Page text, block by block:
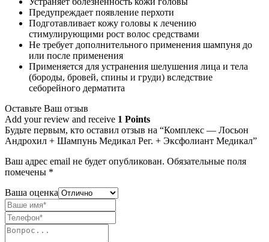
Предупреждает появление перхоти
Подготавливает кожу головы к лечению
стимулирующими рост волос средствами
Не требует дополнительного применения шампуня до
или после применения
Применяется для устранения шелушения лица и тела
(бороды, бровей, спины и груди) вследствие
себорейного дерматита
Оставьте Ваш отзыв
Add your review and receive 1 Points
Будьте первым, кто оставил отзыв на “Комплекс — Лосьон
Андрохил + Шампунь Медикал Рег. + Эксфолиант Медикал”
Ваш адрес email не будет опубликован. Обязательные поля
помечены *
Ваша оценка